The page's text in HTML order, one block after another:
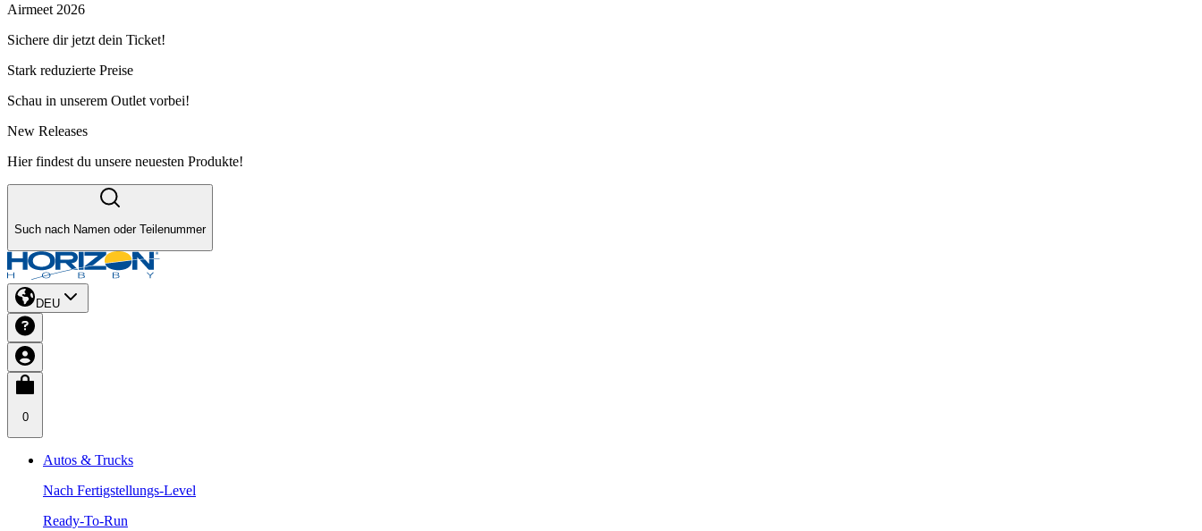
Airmeet 2026
Sichere dir jetzt dein Ticket!
Stark reduzierte Preise
Schau in unserem Outlet vorbei!
New Releases
Hier findest du unsere neuesten Produkte!
Such nach Namen oder Teilenummer
DEU
0
Autos & Trucks
Nach Fertigstellungs-Level
Ready-To-Run